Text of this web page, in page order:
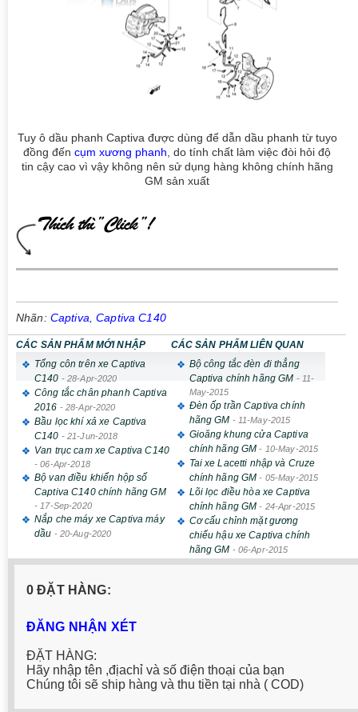
Tuy ô dầu phanh Captiva được dùng để dẫn dầu phanh từ tuyo
đồng đếncụm xương phanh , do tính chất làm việc đòi hỏi độ
tin cậy cao vì vậy không nên sử dụng hàng không chính hãng
GM sản xuất
Nhãn: Captiva ,Captiva C140
CÁC SẢN PHẨM MỚI NHẬP
Tổng côn trên xe Captiva
C140 - 28-Apr-2020
Công tắc chân phanh Captiva
2016 - 28-Apr-2020
Bầu lọc khí xả xe Captiva
C140 - 21-Jun-2018
Van trục cam xe Captiva C140
-06-Apr-2018
Bộ van điều khiển hộp số
Captiva C140 chính hãng GM
- 17-Sep-2020
Nắp che máy xe Captiva máy
dầu - 20-Aug-2020
CÁC SẢN PHẨM LIÊN QUAN
Bộ công tắc đèn đi thẳng
Captiva chính hãng GM - 11-
May-2015
Đèn ốp trần Captiva chính
hãng GM - 11-May-2015
Gioăng khung cửa Captiva
chính hãng GM - 10-May-2015
Tai xe Lacetti nhập và Cruze
chính hãng GM - 05-May-2015
Lõi lọc điều hòa xe Captiva
chính hãng GM - 24-Apr-2015
Cơ cấu chỉnh mặt gương
chiếu hậu xe Captiva chính
hãng GM - 06-Apr-2015
0 ĐẶT HÀNG:
ĐĂNG NHẬN XÉT
ĐẶT HÀNG:
Hãy nhập tên ,địachỉ và số điện thoại của bạn
Chúng tôi sẽ ship hàng và thu tiền tại nhà ( COD)